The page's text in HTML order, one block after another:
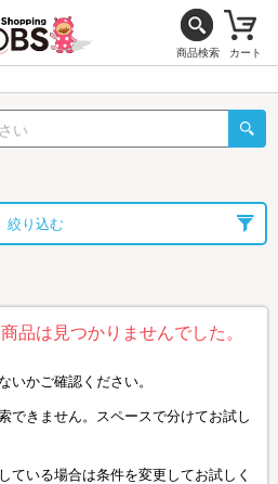
商品検索 カート
絞り込む
品は見つかりませんでした。
いかご確認ください。
できません。スペースで分けてお試し
ている場合は条件を変更してお試しく